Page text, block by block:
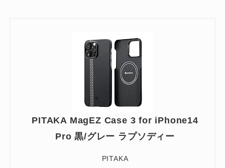
PITAKA MagEZ Case 3 for iPhone14
Pro 黒/グレー ラプソディー
PITAKA